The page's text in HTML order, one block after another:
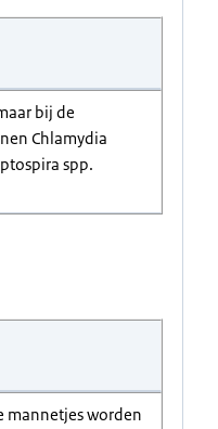
bij de
Chlamydia
spp.
mannetjes worden